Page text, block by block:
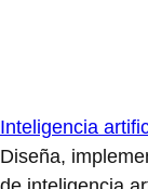
Inteligencia
Diseña,